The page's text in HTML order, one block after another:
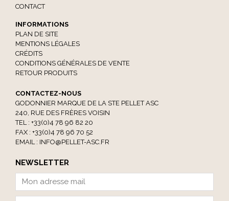
CONTACT
INFORMATIONS
PLAN DE SITE
MENTIONS LÉGALES
CRÉDITS
CONDITIONS GÉNÉRALES DE VENTE
RETOUR PRODUITS
CONTACTEZ-NOUS
GODONNIER MARQUE DE LA STE PELLET ASC
240, RUE DES FRÈRES VOISIN
TEL : +33(0)4 78 96 82 20
FAX : +33(0)4 78 96 70 52
EMAIL : INFO@PELLET-ASC.FR
NEWSLETTER